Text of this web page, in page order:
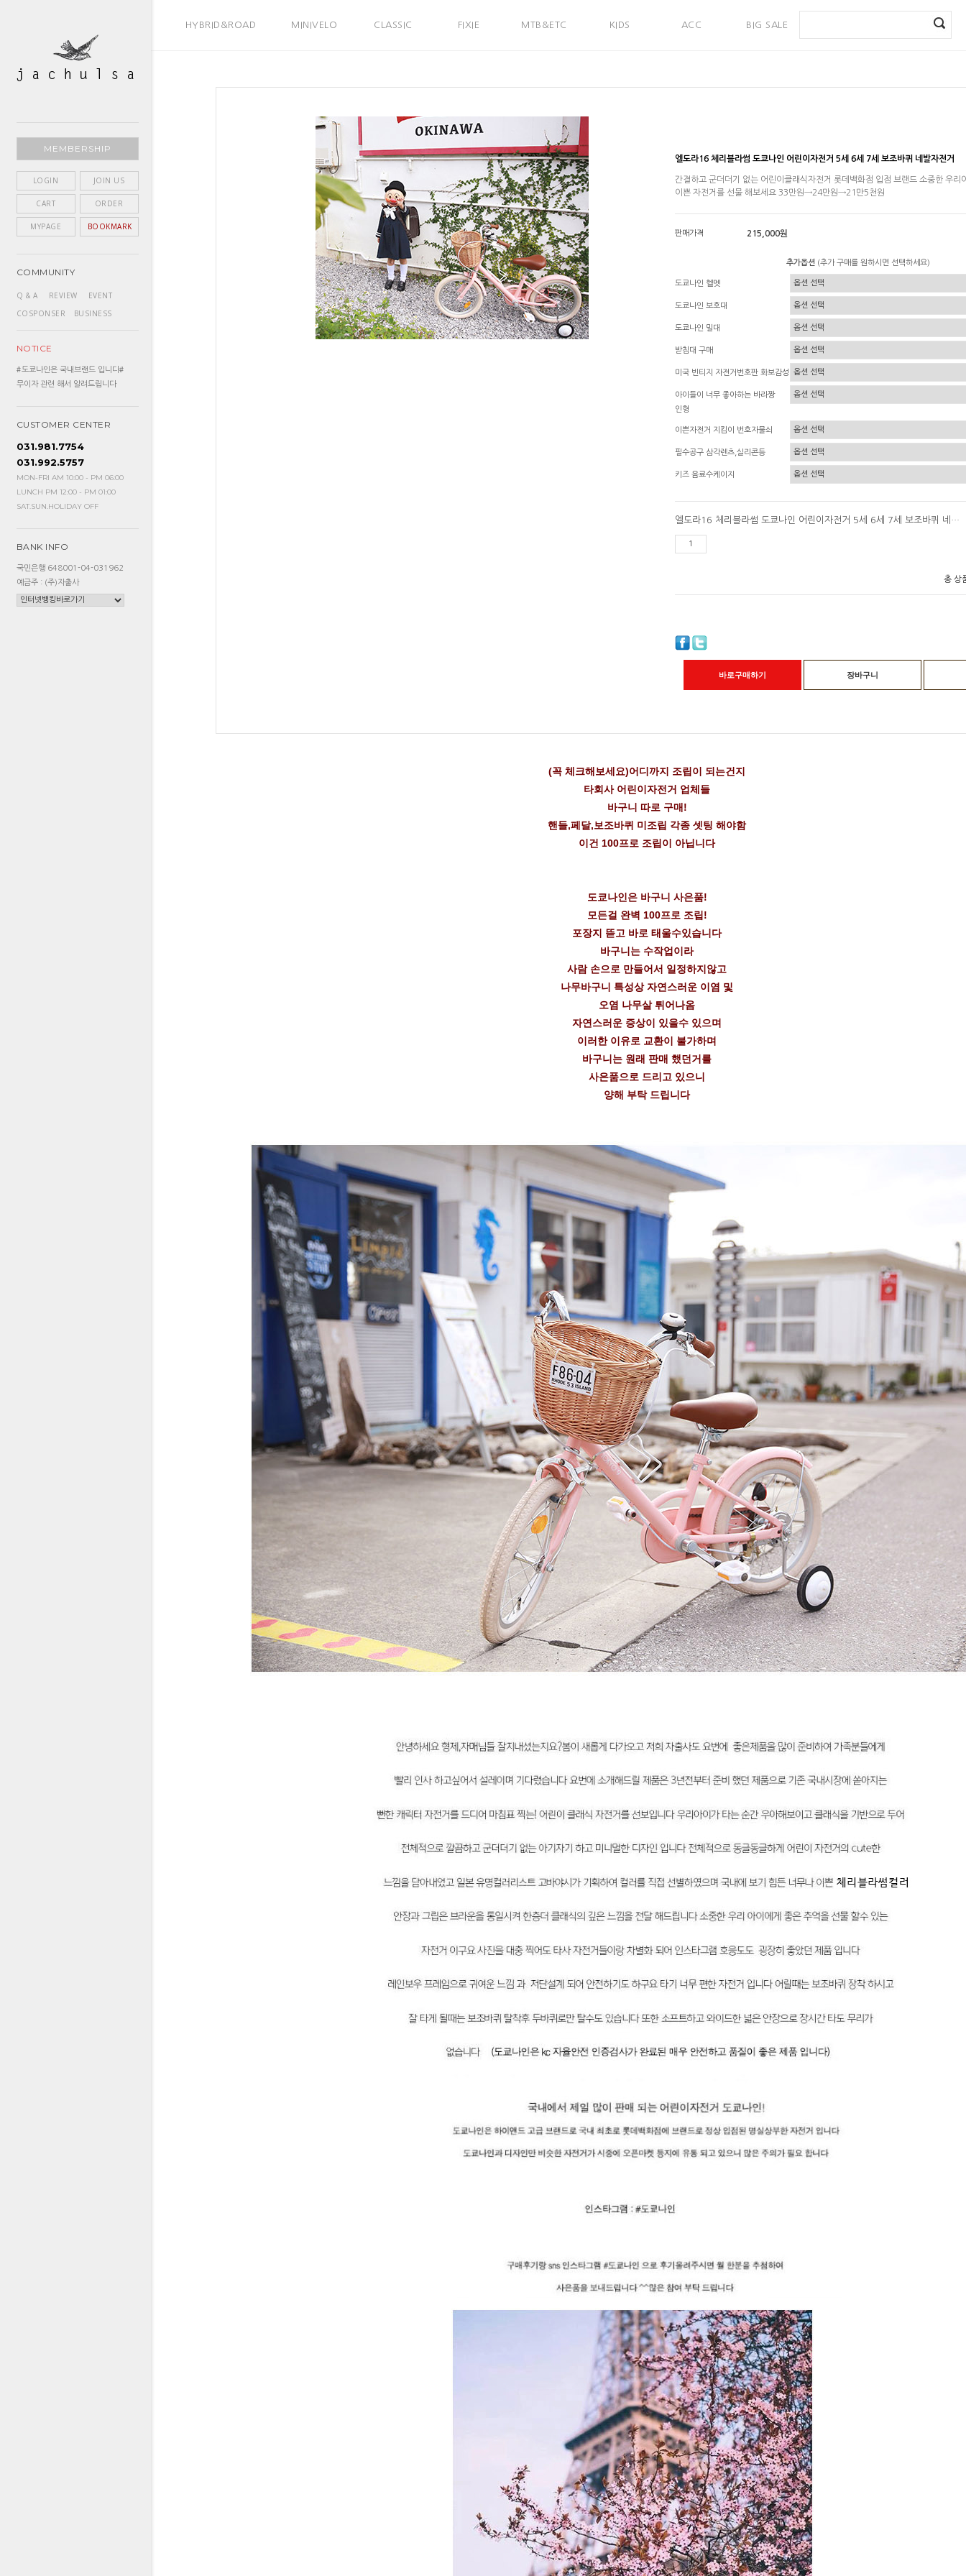
HYBRID&ROAD MINIVELO CLASSIC FIXIE MTB&ETC KIDS ACC BIG SALE
MEMBERSHIP
LOGIN JOIN US
CART ORDER
MYPAGE BOOKMARK
COMMUNITY
Q & A REVIEW
EVENT
COSPONSER
BUSINESS
NOTICE
#도쿄나인은 국내브랜드 입니다#
무이자 관련 해서 알려드립니다
CUSTOMER CENTER
031.981.7754
031.992.5757
MON-FRI AM 10:00 - PM 06:00
LUNCH PM 12:00 - PM 01:00
SAT.SUN.HOLIDAY OFF
BANK INFO
국민은행 648001-04-031962
예금주 : (주)자출사
엘도라16 체리블라썸 도쿄나인 어린이자전거 5세 6세 7세 보조바퀴 네발자전거
간결하고 군더더기 없는 어린이클래식자전거 롯데백화점 입점 브랜드 소중한 우리
이쁜 자전거를 선물 해보세요 33만원→24만원→21만5천원
판매가격 215,000원
추가옵션 (추가 구매를 원하시면 선택하세요)
도쿄나인 헬멧
도쿄나인 보호대
도쿄나인 밀대
받침대 구매
미국 빈티지 자전거번호판 화보감성
아이들이 너무 좋아하는 바라짱
인형
이쁜자전거 지킴이 번호자물쇠
필수공구 삼각렌츠,실리콘등
키즈 음료수케이지
엘도라16 체리블라썸 도쿄나인 어린이자전거 5세 6세 7세 보조바퀴 네발자전거
총 상
바로구매하기 장바구니
(꼭 체크해보세요)어디까지 조립이 되는건지
타회사 어린이자전거 업체들
바구니 따로 구매!
핸들,페달,보조바퀴 미조립 각종 셋팅 해야함
이건 100프로 조립이 아닙니다
도쿄나인은 바구니 사은품!
모든걸 완벽 100프로 조립!
포장지 뜯고 바로 태울수있습니다
바구니는 수작업이라
사람 손으로 만들어서 일정하지않고
나무바구니 특성상 자연스러운 이염 및
오염 나무살 튀어나옴
자연스러운 증상이 있을수 있으며
이러한 이유로 교환이 불가하며
바구니는 원래 판매 했던거를
사은품으로 드리고 있으니
양해 부탁 드립니다